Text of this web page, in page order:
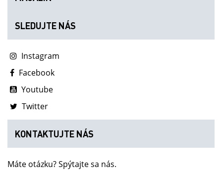
SLEDUJTE NÁS
Instagram
Facebook
Youtube
Twitter
KONTAKTUJTE NÁS
Máte otázku? Spýtajte sa nás.